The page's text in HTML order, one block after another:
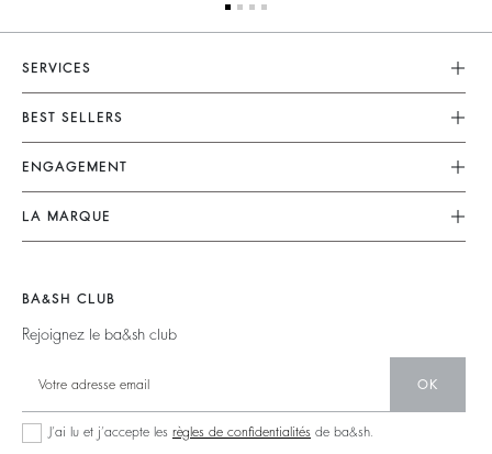
SERVICES
Service Client
FAQ
Retours & Remboursements
CGV
Mentions Légales
BEST SELLERS
Robes
Combinaisons
Tops & Chemises
Pulls & Cardigans
Dos Nus
ENGAGEMENT
Nos Engagements
Collection Responsable
LA MARQUE
Barbara & Sharon
125 Et Après
Nos Boutiques
BA&SH CLUB
Rejoignez le ba&sh club
OK
J’ai lu et j’accepte les règles de confidentialités de ba&sh.